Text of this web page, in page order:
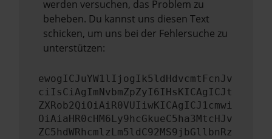
werden versuchen, das Problem zu
beheben. Du kannst uns diesen Text
schicken, um uns bei der Fehlersuche zu
unterstützen:
ewogICJuYW1lIjogIk5ldHdvcmtFcnJv
ciIsCiAgImNvbmZpZyI6IHsKICAgICJt
ZXRob2QiOiAiR0VUIiwKICAgICJ1cmwi
OiAiaHR0cHM6Ly9hcGkueC5ha3MtcHJv
ZC5hdWRhcmlzLm5ldC92MS9jbGllbnRz